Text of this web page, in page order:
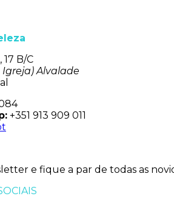
B/C
Alvalade
+351 913 909 011
e fique a par de todas as